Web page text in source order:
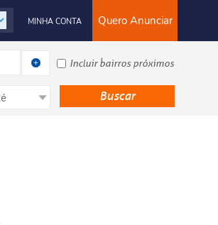
Quero Anunciar
MINHA CONTA
Incluir bairros próximos